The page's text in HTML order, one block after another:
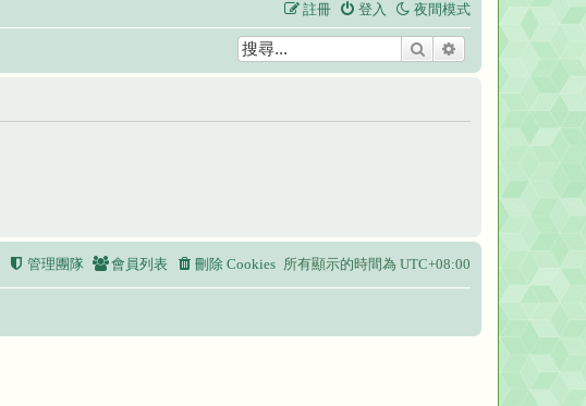
夜間模式
登入
註冊
搜尋
所有顯示的時間為 UTC+08:00
刪除 Cookies
會員列表
管理團隊